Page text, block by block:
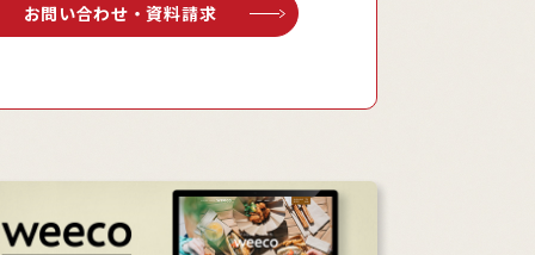
お問い合わせ・資料請求